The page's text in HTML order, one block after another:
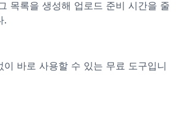
목록을 생성해 업로드 준비 시간을 줄
.
이 바로 사용할 수 있는 무료 도구입니